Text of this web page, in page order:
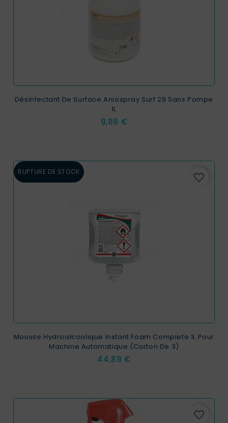
Désinfectant De Surface Aniospray Surf 29 Sans Pompe
1L
Prix
9,89 €
RUPTURE DE STOCK favorite_border
Mousse Hydroalcoolique Instant Foam Complete 1L Pour
Machine Automatique (carton De 3)
Prix
44,89 €
favorite_border